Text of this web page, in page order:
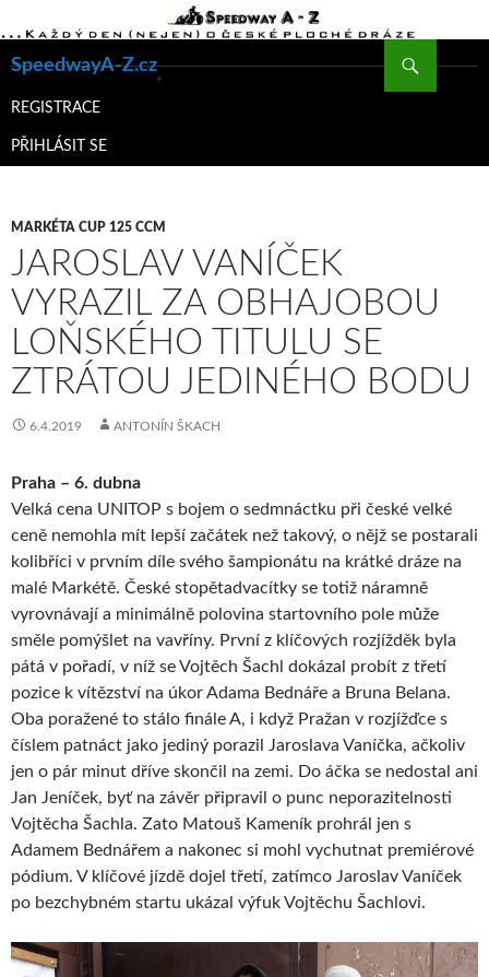
SpeedwayA-Z.cz
K
WEBU
REGISTRACE
PŘIHLÁSIT SE
MARKÉTA CUP 125 CCM
JAROSLAV VANÍČEK
VYRAZIL ZA OBHAJOBOU
LOŇSKÉHO TITULU SE
ZTRÁTOU JEDINÉHO BODU
6.4.2019 ANTONÍN ŠKACH
Praha – 6. dubna
Velká cena UNITOP s bojem o sedmnáctku při české velké
ceně nemohla mít lepší začátek než takový, o nějž se postarali
kolibříci v prvním díle svého šampionátu na krátké dráze na
malé Markétě. České stopětadvacítky se totiž náramně
vyrovnávají a minimálně polovina startovního pole může
směle pomýšlet na vavříny. První z klíčových rozjížděk byla
pátá v pořadí, v níž se Vojtěch Šachl dokázal probít z třetí
pozice k vítězství na úkor Adama Bednáře a Bruna Belana.
Oba poražené to stálo finále A, i když Pražan v rozjížďce s
číslem patnáct jako jediný porazil Jaroslava Vaníčka, ačkoliv
jen o pár minut dříve skončil na zemi. Do áčka se nedostal ani
Jan Jeníček, byť na závěr připravil o punc neporazitelnosti
Vojtěcha Šachla. Zato Matouš Kameník prohrál jen s
Adamem Bednářem a nakonec si mohl vychutnat premiérové
pódium. V klíčové jízdě dojel třetí, zatímco Jaroslav Vaníček
po bezchybném startu ukázal výfuk Vojtěchu Šachlovi.